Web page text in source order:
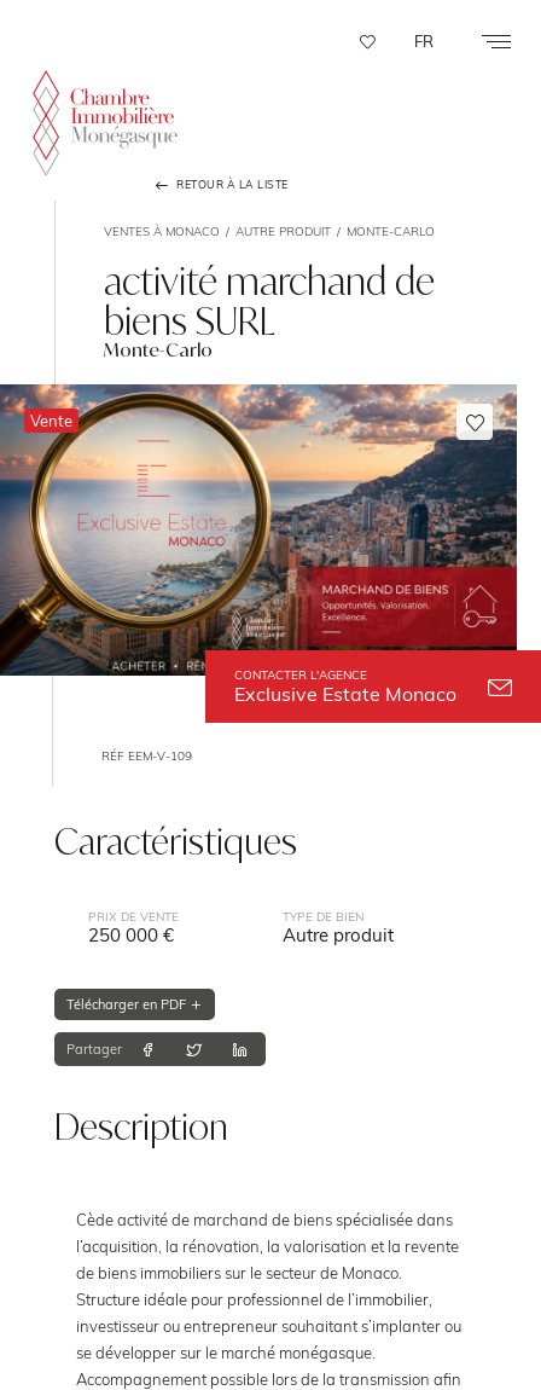
FR
RETOUR À LA LISTE
VENTES À MONACO AUTRE PRODUIT MONTE-CARLO
activité marchand de
biens SURL
Monte-Carlo
CONTACTER L'AGENCE
Exclusive Estate Monaco
Vente
RÉF EEM-V-109
Caractéristiques
PRIX DE VENTE
250 000 €
TYPE DE BIEN
Autre produit
Télécharger en PDF
Partager
Description
Cède activité de marchand de biens spécialisée dans
l’acquisition, la rénovation, la valorisation et la revente
de biens immobiliers sur le secteur de Monaco.
Structure idéale pour professionnel de l’immobilier,
investisseur ou entrepreneur souhaitant s’implanter ou
se développer sur le marché monégasque.
Accompagnement possible lors de la transmission afin